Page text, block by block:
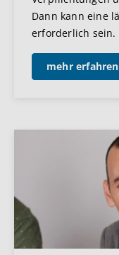
Dann kann eine
erforderlich sein.
mehr erfahren